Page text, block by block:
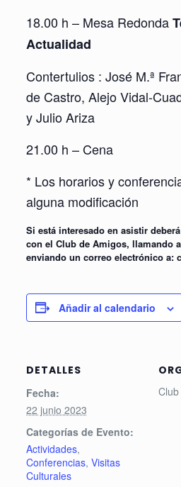
18.00 h – Mesa Redonda
Actualidad
Contertulios : José M.ª
de Castro, Alejo Vidal-
y Julio Ariza
21.00 h – Cena
* Los horarios y
alguna modificación
Si está interesado en asistir
con el Club de Amigos, llamando
enviando un correo electrónico a:
Añadir al calendario
DETALLES
Fecha:
22 junio 2023
Categorías de Evento:
Actividades,
Conferencias, Visitas
Culturales